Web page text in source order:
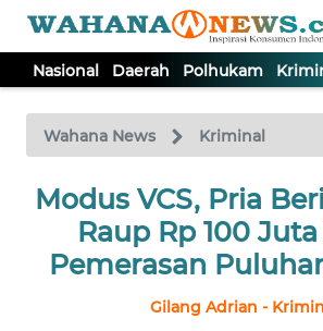
Nasional Daerah Polhukam
Wahana News Kriminal
Modus VCS, Pria
Raup Rp 100
Pemerasan
Gilang Adrian -
TV
Tutup
NASIONAL
DAERAH